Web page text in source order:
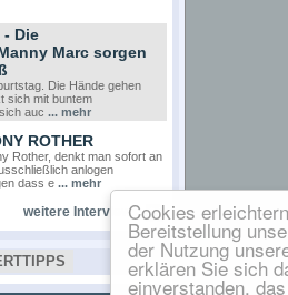
Cookies
Bereitstellung
der Nutzung
erklären Sie sich
einverstanden,
- Die
Marc sorgen
Die Hände gehen
sich mit buntem
auc ... mehr
ROTHER
Rother, denkt man sofort an
anlogen
dass e ... mehr
weitere Interviews